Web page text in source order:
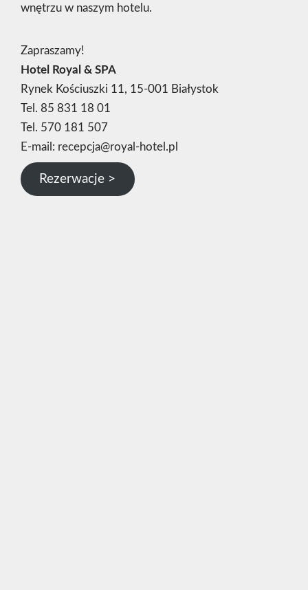
wnętrzu w naszym hotelu.
Zapraszamy!
Hotel Royal & SPA
Rynek Kościuszki 11, 15-001 Białystok
Tel. 85 831 18 01
Tel. 570 181 507
E-mail: recepcja@royal-hotel.pl
Rezerwacje >